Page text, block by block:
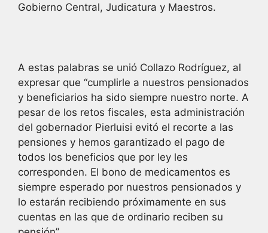
Gobierno Central, Judicatura y Maestros.
A estas palabras se unió Collazo Rodríguez, al
expresar que “cumplirle a nuestros pensionados
y beneficiarios ha sido siempre nuestro norte. A
pesar de los retos fiscales, esta administración
del gobernador Pierluisi evitó el recorte a las
pensiones y hemos garantizado el pago de
todos los beneficios que por ley les
corresponden. El bono de medicamentos es
siempre esperado por nuestros pensionados y
lo estarán recibiendo próximamente en sus
cuentas en las que de ordinario reciben su